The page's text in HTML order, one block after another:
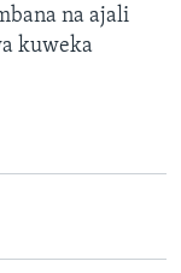
na ajali
kuweka